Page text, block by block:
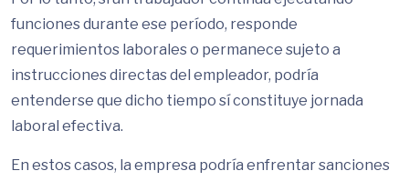
funciones durante ese período, responde
requerimientos laborales o permanece sujeto a
instrucciones directas del empleador, podría
entenderse que dicho tiempo sí constituye jornada
laboral efectiva.
En estos casos, la empresa podría enfrentar sanciones